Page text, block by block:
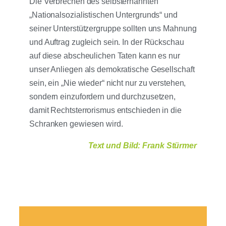
„Nationalsozialistischen Untergrunds“ und
seiner Unterstützergruppe sollten uns Mahnung
und Auftrag zugleich sein. In der Rückschau
auf diese abscheulichen Taten kann es nur
unser Anliegen als demokratische Gesellschaft
sein, ein „Nie wieder“ nicht nur zu verstehen,
sondern einzufordern und durchzusetzen,
damit Rechtsterrorismus entschieden in die
Schranken gewiesen wird.
Text und Bild: Frank Stürmer